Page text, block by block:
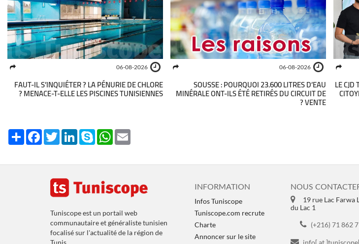
LE
06-08-2026
SOUSSE : POURQUOI 23.600 LITRES D’EAU
MINÉRALE ONT-ILS ÉTÉ RETIRÉS DU CIRCUIT DE
VENTE ?
06-08-2026
FAUT-IL S’INQUIÉTER ? LA PÉNURIE DE CHLORE
MENACE-T-ELLE LES PISCINES TUNISIENNES ?
Share FacebookTwitterLinkedInSkype WhatsApp
Tuniscope est un portail web
communautaire et généraliste tunisien
focalisé sur l'actualité de la région de
Tunis.
INFORMATION
Infos Tuniscope
Tuniscope.com recrute
Charte
Annoncer sur le site
NOUS
19 rue Lac Farwa
du Lac 1
(+216) 71 862
info[ at